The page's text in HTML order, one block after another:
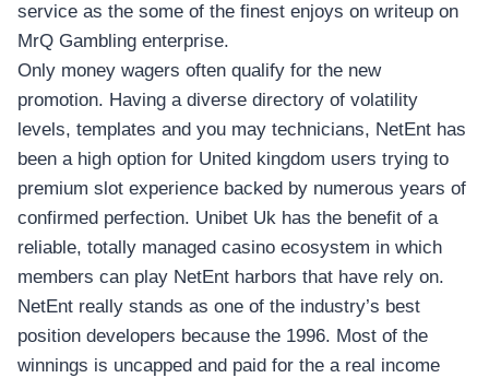
service as the some of the finest enjoys on writeup on
MrQ Gambling enterprise.
Only money wagers often qualify for the new
promotion. Having a diverse directory of volatility
levels, templates and you may technicians, NetEnt has
been a high option for United kingdom users trying to
premium slot experience backed by numerous years of
confirmed perfection. Unibet Uk has the benefit of a
reliable, totally managed casino ecosystem in which
members can play NetEnt harbors that have rely on.
NetEnt really stands as one of the industry’s best
position developers because the 1996. Most of the
winnings is uncapped and paid for the a real income